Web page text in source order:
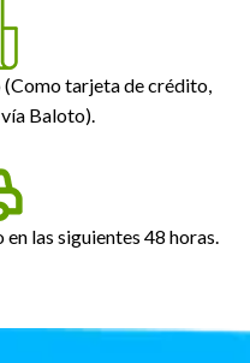
(Como tarjeta de crédito,
Baloto).
las siguientes 48 horas.